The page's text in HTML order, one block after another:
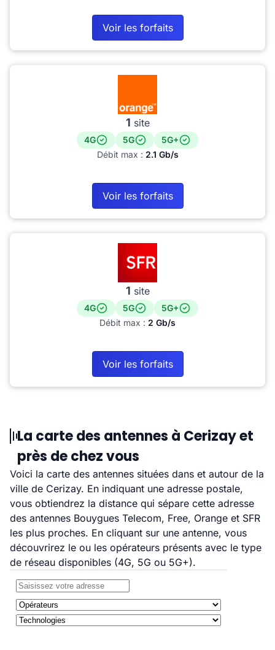
Voir les forfaits
1 site
4G 5G
5G+
Débit max : 2.1 Gb/s
Voir les forfaits
1 site
4G 5G
5G+
Débit max : 2 Gb/s
Voir les forfaits
La carte des antennes à Cerizay et
près de chez vous
Voici la carte des antennes situées dans et autour de la
ville de Cerizay. En indiquant une adresse postale,
vous obtiendrez la distance qui sépare cette adresse
des antennes Bouygues Telecom, Free, Orange et SFR
les plus proches. En cliquant sur une antenne, vous
découvrirez le ou les opérateurs présents avec le type
de réseau disponibles (4G, 5G ou 5G+).